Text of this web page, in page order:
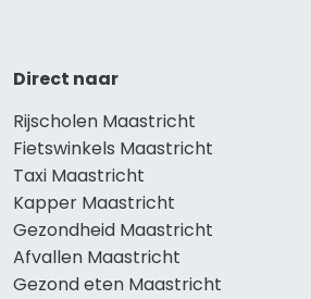
Direct naar
Rijscholen Maastricht
Fietswinkels Maastricht
Taxi Maastricht
Kapper Maastricht
Gezondheid Maastricht
Afvallen Maastricht
Gezond eten Maastricht